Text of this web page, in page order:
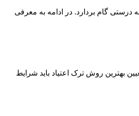
گام بردارد. در ادامه به معرفی
بهترین روش ترک اعتیاد باید شرایط